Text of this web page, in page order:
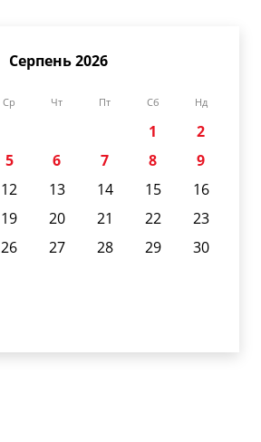
Серпень 2026
Ср Чт Пт Сб Нд
1
2
5 6 7 8
9
12 13 14 15
16
19 20 21 22
23
26 27 28 29
30